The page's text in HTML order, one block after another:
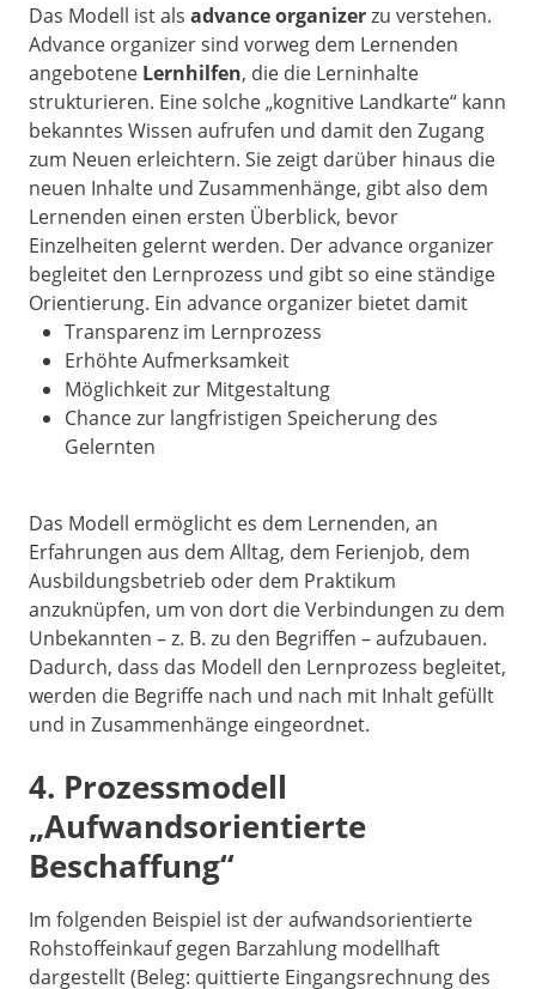
Das Modell ist als advance organizerzu verstehen.
Advance organizer sind vorweg dem Lernenden
angebotene Lernhilfen, die die Lerninhalte
strukturieren. Eine solche „kognitive Landkarte“ kann
bekanntes Wissen aufrufen und damit den Zugang
zum Neuen erleichtern. Sie zeigt darüber hinaus die
neuen Inhalte und Zusammenhänge, gibt also dem
Lernenden einen ersten Überblick, bevor
Einzelheiten gelernt werden. Der advance organizer
begleitet den Lernprozess und gibt so eine ständige
Orientierung. Ein advance organizer bietet damit
Transparenz im Lernprozess
Erhöhte Aufmerksamkeit
Möglichkeit zur Mitgestaltung
Chance zur langfristigen Speicherung des
Gelernten
Das Modell ermöglicht es dem Lernenden, an
Erfahrungen aus dem Alltag, dem Ferienjob, dem
Ausbildungsbetrieb oder dem Praktikum
anzuknüpfen, um von dort die Verbindungen zu dem
Unbekannten – z. B. zu den Begriffen – aufzubauen.
Dadurch, dass das Modell den Lernprozess begleitet,
werden die Begriffe nach und nach mit Inhalt gefüllt
und in Zusammenhänge eingeordnet.
4. Prozessmodell
„Aufwandsorientierte
Beschaffung“
Im folgenden Beispiel ist der aufwandsorientierte
Rohstoffeinkauf gegen Barzahlung modellhaft
dargestellt (Beleg: quittierte Eingangsrechnung des